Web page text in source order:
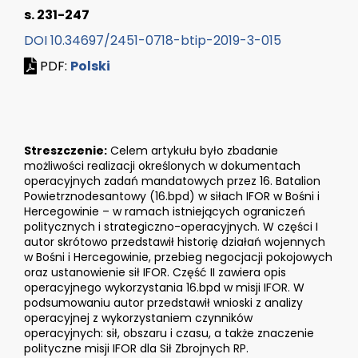
s. 231-247
DOI 10.34697/2451-0718-btip-2019-3-015
PDF: Polski
Streszczenie: Celem artykułu było zbadanie
możliwości realizacji określonych w dokumentach
operacyjnych zadań mandatowych przez 16. Batalion
Powietrznodesantowy (16.bpd) w siłach IFOR w Bośni i
Hercegowinie – w ramach istniejących ograniczeń
politycznych i strategiczno-operacyjnych. W części I
autor skrótowo przedstawił historię działań wojennych
w Bośni i Hercegowinie, przebieg negocjacji pokojowych
oraz ustanowienie sił IFOR. Część II zawiera opis
operacyjnego wykorzystania 16.bpd w misji IFOR. W
podsumowaniu autor przedstawił wnioski z analizy
operacyjnej z wykorzystaniem czynników
operacyjnych: sił, obszaru i czasu, a także znaczenie
polityczne misji IFOR dla Sił Zbrojnych RP.